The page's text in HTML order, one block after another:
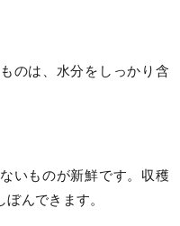
のは、水分をしっかり含
いものが新鮮です。収穫
んできます。